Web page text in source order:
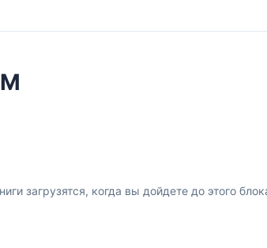
загрузятся, когда вы дойдете до этого